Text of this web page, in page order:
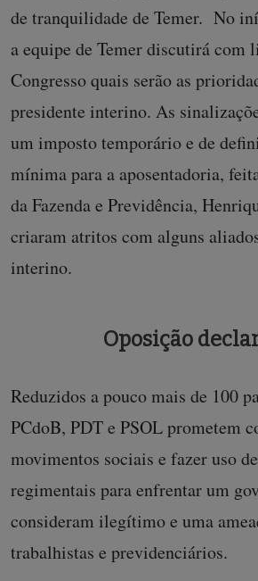
de tranquilidade de Temer. No
a equipe de Temer discutirá com
Congresso quais serão as
presidente interino. As
um imposto temporário e de
mínima para a aposentadoria,
da Fazenda e Previdência,
criaram atritos com alguns
interino.
Oposição
Reduzidos a pouco mais de 100
PCdoB, PDT e PSOL prometem
movimentos sociais e fazer uso
regimentais para enfrentar um
consideram ilegítimo e uma
trabalhistas e previdenciários.